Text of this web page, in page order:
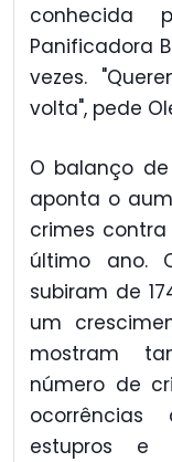
Panificadora
vezes.
volta", pede
O balanço
aponta o
crimes
último ano.
subiram de
um
mostram
número de
ocorrências
estupros e